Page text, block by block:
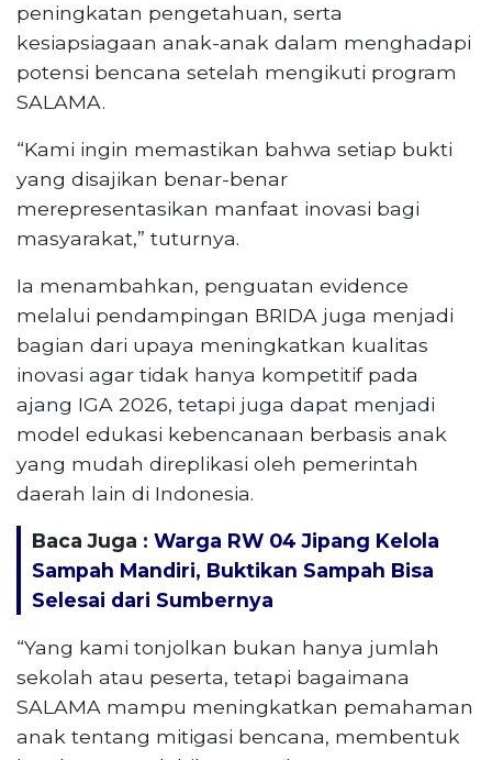
peningkatan pengetahuan, serta
kesiapsiagaan anak-anak dalam menghadapi
potensi bencana setelah mengikuti program
SALAMA.
“Kami ingin memastikan bahwa setiap bukti
yang disajikan benar-benar
merepresentasikan manfaat inovasi bagi
masyarakat,” tuturnya.
Ia menambahkan, penguatan evidence
melalui pendampingan BRIDA juga menjadi
bagian dari upaya meningkatkan kualitas
inovasi agar tidak hanya kompetitif pada
ajang IGA 2026, tetapi juga dapat menjadi
model edukasi kebencanaan berbasis anak
yang mudah direplikasi oleh pemerintah
daerah lain di Indonesia.
Baca Juga : Warga RW 04 Jipang Kelola
Sampah Mandiri, Buktikan Sampah Bisa
Selesai dari Sumbernya
“Yang kami tonjolkan bukan hanya jumlah
sekolah atau peserta, tetapi bagaimana
SALAMA mampu meningkatkan pemahaman
anak tentang mitigasi bencana, membentuk